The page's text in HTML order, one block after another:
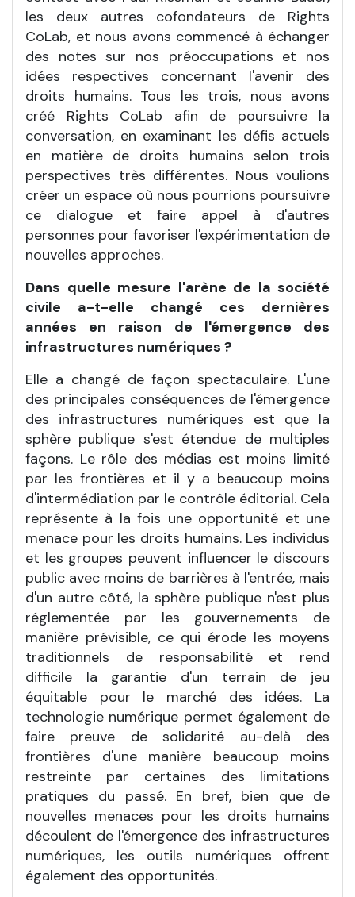
les deux autres cofondateurs de Rights
CoLab, et nous avons commencé à échanger
des notes sur nos préoccupations et nos
idées respectives concernant l'avenir des
droits humains. Tous les trois, nous avons
créé Rights CoLab afin de poursuivre la
conversation, en examinant les défis actuels
en matière de droits humains selon trois
perspectives très différentes. Nous voulions
créer un espace où nous pourrions poursuivre
ce dialogue et faire appel à d'autres
personnes pour favoriser l'expérimentation de
nouvelles approches.
Dans quelle mesure l'arène de la société
civile a-t-elle changé ces dernières
années en raison de l'émergence des
infrastructures numériques ?
Elle a changé de façon spectaculaire. L'une
des principales conséquences de l'émergence
des infrastructures numériques est que la
sphère publique s'est étendue de multiples
façons. Le rôle des médias est moins limité
par les frontières et il y a beaucoup moins
d'intermédiation par le contrôle éditorial. Cela
représente à la fois une opportunité et une
menace pour les droits humains. Les individus
et les groupes peuvent influencer le discours
public avec moins de barrières à l'entrée, mais
d'un autre côté, la sphère publique n'est plus
réglementée par les gouvernements de
manière prévisible, ce qui érode les moyens
traditionnels de responsabilité et rend
difficile la garantie d'un terrain de jeu
équitable pour le marché des idées. La
technologie numérique permet également de
faire preuve de solidarité au-delà des
frontières d'une manière beaucoup moins
restreinte par certaines des limitations
pratiques du passé. En bref, bien que de
nouvelles menaces pour les droits humains
découlent de l'émergence des infrastructures
numériques, les outils numériques offrent
également des opportunités.